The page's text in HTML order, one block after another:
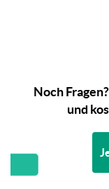
Noch
und